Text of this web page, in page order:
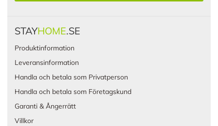
STAYHOME.SE
Produktinformation
Leveransinformation
Handla och betala som Privatperson
Handla och betala som Företagskund
Garanti & Ångerrätt
Villkor